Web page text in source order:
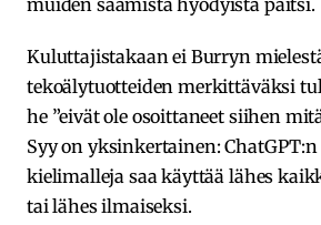
Kuluttajistakaan ei Burryn
tekoälytuotteiden merkittäväksi
he ”eivät ole osoittaneet siihen
Syy on yksinkertainen:
kielimalleja saa käyttää lähes
tai lähes ilmaiseksi.